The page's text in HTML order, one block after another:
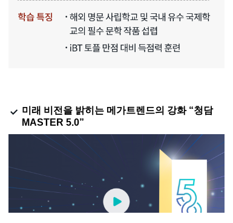
미래 비전을 밝히는 메가트렌드의 강화 “청담
MASTER 5.0”